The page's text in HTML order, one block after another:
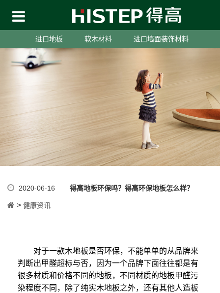
进口地板 软木材料 进口墙面装饰材料
2020-06-16 得高地板环保吗？得高环保地板怎么样？
> 健康资讯
对于一款木地板是否环保，不能单单的从品牌来
判断出甲醛超标与否，因为一个品牌下面往往都是有
很多材质和价格不同的地板，不同材质的地板甲醛污
染程度不同，除了纯实木地板之外，还有其他人造板